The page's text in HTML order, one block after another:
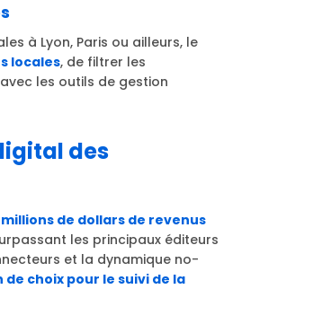
à Lyon, Paris ou ailleurs, le
locales, de filtrer les
les outils de gestion
des
millions de dollars de revenus
les principaux éditeurs
et la dynamique no-
de choix pour le suivi de la